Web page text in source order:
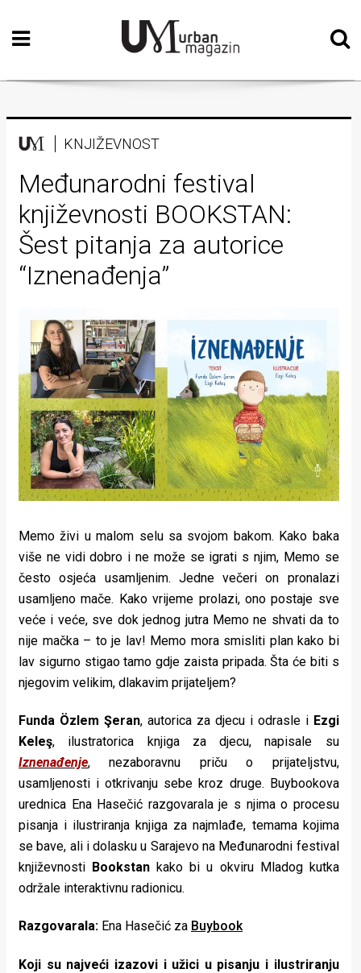
Početna
Vizualne
Teatar
Književnost
Muzika
Film
Intervju
Kultura
Lifestyle
Beauty
Fashion
Zdravlje
Za
stolom
Život
u
pokretu
Ideje
rade
Urban
Places
Aktivizam
Aktuelnosti
About
Urban
KNJIŽEVNOST
Međunarodni festival
književnosti BOOKSTAN:
Šest pitanja za autorice
“Iznenađenja”
Memo živi u malom selu sa svojom bakom. Kako baka
više ne vidi dobro i ne može se igrati s njim, Memo se
često osjeća usamljenim. Jedne večeri on pronalazi
usamljeno mače. Kako vrijeme prolazi, ono postaje sve
veće i veće, sve dok jednog jutra Memo ne shvati da to
nije mačka – to je lav! Memo mora smisliti plan kako bi
lav sigurno stigao tamo gdje zaista pripada. Šta će biti s
njegovim velikim, dlakavim prijateljem?
Funda Özlem Şeran, autorica za djecu i odrasle i Ezgi
Keleş, ilustratorica knjiga za djecu, napisale su
Iznenađenje, nezaboravnu priču o prijateljstvu,
usamljenosti i otkrivanju sebe kroz druge. Buybookova
urednica Ena Hasečić razgovarala je s njima o procesu
pisanja i ilustriranja knjiga za najmlađe, temama kojima
se bave, ali i dolasku u Sarajevo na Međunarodni festival
književnosti Bookstan kako bi u okviru Mladog kutka
održale interaktivnu radionicu.
Razgovarala: Ena Hasečić za Buybook
Koji su najveći izazovi i užici u pisanju i ilustriranju